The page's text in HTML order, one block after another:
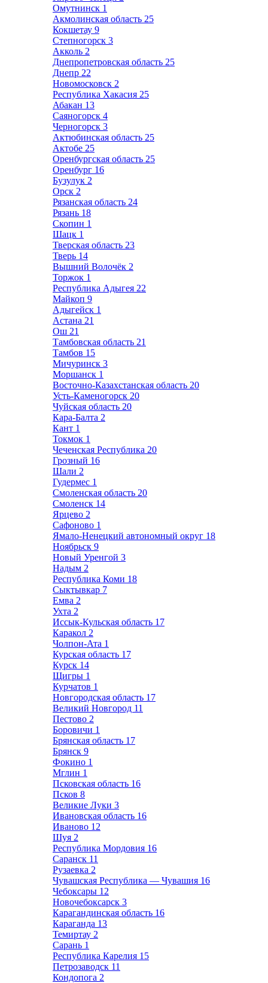
Омутнинск 1
Акмолинская область 25
Кокшетау 9
Степногорск 3
Акколь 2
Днепропетровская область 25
Днепр 22
Новомосковск 2
Республика Хакасия 25
Абакан 13
Саяногорск 4
Черногорск 3
Актюбинская область 25
Актобе 25
Оренбургская область 25
Оренбург 16
Бузулук 2
Орск 2
Рязанская область 24
Рязань 18
Скопин 1
Шацк 1
Тверская область 23
Тверь 14
Вышний Волочёк 2
Торжок 1
Республика Адыгея 22
Майкоп 9
Адыгейск 1
Астана 21
Ош 21
Тамбовская область 21
Тамбов 15
Мичуринск 3
Моршанск 1
Восточно-Казахстанская область 20
Усть-Каменогорск 20
Чуйская область 20
Кара-Балта 2
Кант 1
Токмок 1
Чеченская Республика 20
Грозный 16
Шали 2
Гудермес 1
Смоленская область 20
Смоленск 14
Ярцево 2
Сафоново 1
Ямало-Ненецкий автономный округ 18
Ноябрьск 9
Новый Уренгой 3
Надым 2
Республика Коми 18
Сыктывкар 7
Емва 2
Ухта 2
Иссык-Кульская область 17
Каракол 2
Чолпон-Ата 1
Курская область 17
Курск 14
Щигры 1
Курчатов 1
Новгородская область 17
Великий Новгород 11
Пестово 2
Боровичи 1
Брянская область 17
Брянск 9
Фокино 1
Мглин 1
Псковская область 16
Псков 8
Великие Луки 3
Ивановская область 16
Иваново 12
Шуя 2
Республика Мордовия 16
Саранск 11
Рузаевка 2
Чувашская Республика — Чувашия 16
Чебоксары 12
Новочебоксарск 3
Карагандинская область 16
Караганда 13
Темиртау 2
Сарань 1
Республика Карелия 15
Петрозаводск 11
Кондопога 2